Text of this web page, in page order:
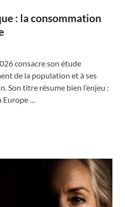
: la consommation
consacre son étude
de la population et à ses
Son titre résume bien l’enjeu :
Europe …